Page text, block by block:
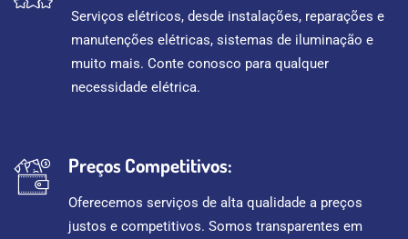
Serviços elétricos, desde instalações, reparações e
manutenções elétricas, sistemas de iluminação e
muito mais. Conte conosco para qualquer
necessidade elétrica.
Preços Competitivos:
Oferecemos serviços de alta qualidade a preços
justos e competitivos. Somos transparentes em